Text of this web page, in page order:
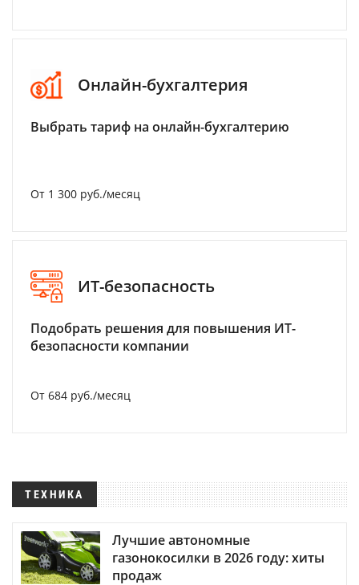
Онлайн-бухгалтерия
Выбрать тариф на онлайн-бухгалтерию
От 1 300 руб./месяц
ИТ-безопасность
Подобрать решения для повышения ИТ-
безопасности компании
От 684 руб./месяц
ТЕХНИКА
Лучшие автономные
газонокосилки в 2026 году: хиты
продаж